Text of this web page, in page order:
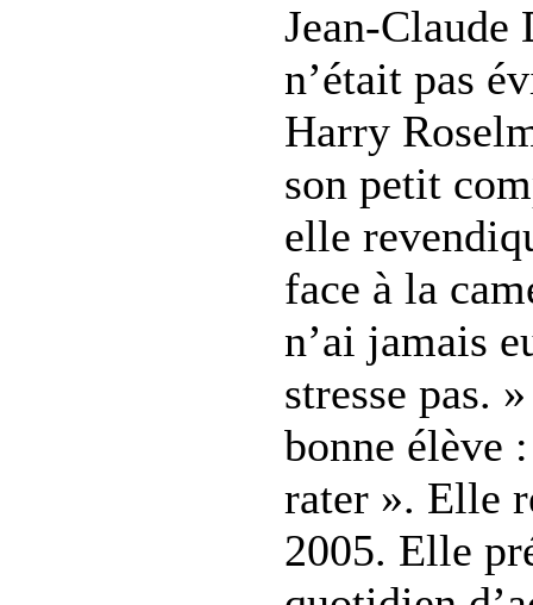
Jean-Claude
n’était pas
Harry
son petit
elle
face à la
n’ai jamais
stresse pas.
bonne élève
rater ». Elle
2005. Elle